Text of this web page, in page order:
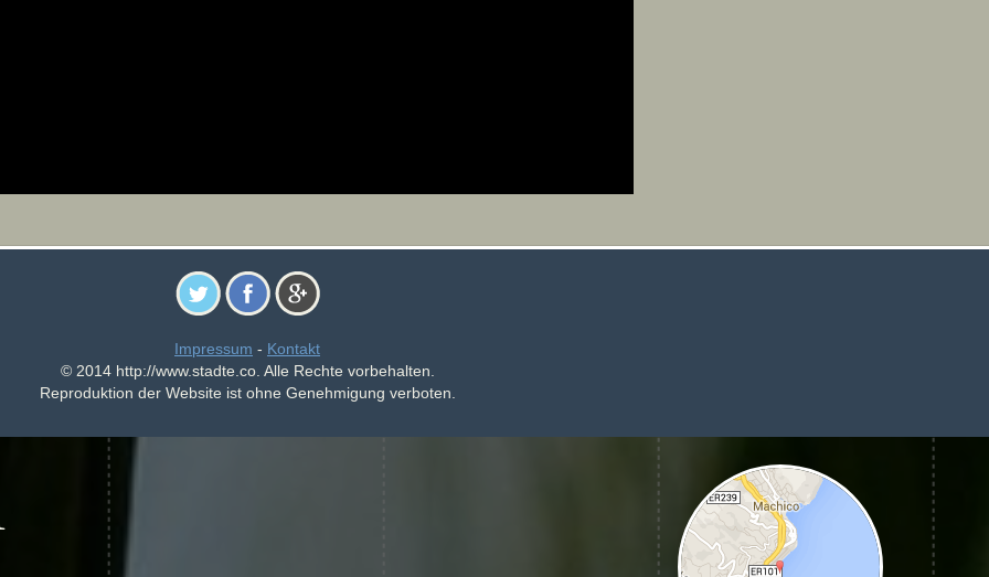
Impressum - Kontakt
© 2014 http://www.stadte.co. Alle Rechte vorbehalten.
Reproduktion der Website ist ohne Genehmigung verboten.